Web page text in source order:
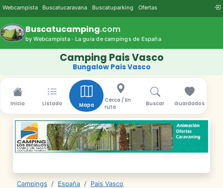
Webcampista Buscatucaravana Buscatuparking Ofertas
Buscatucamping.com
by Webcampista · La guía de campings de España
Camping Pais Vasco
Bungalow Pais Vasco
Inicio Listado Mapa
Cerca / En
ruta
Buscar Guardados
Campings / España / Pais Vasco